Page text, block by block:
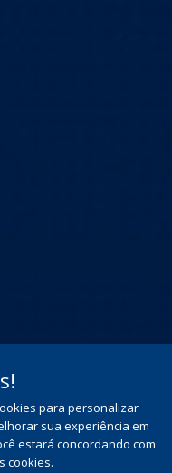
- Todos os direitos
para personalizar
sua experiência em
estará concordando com
cookies.